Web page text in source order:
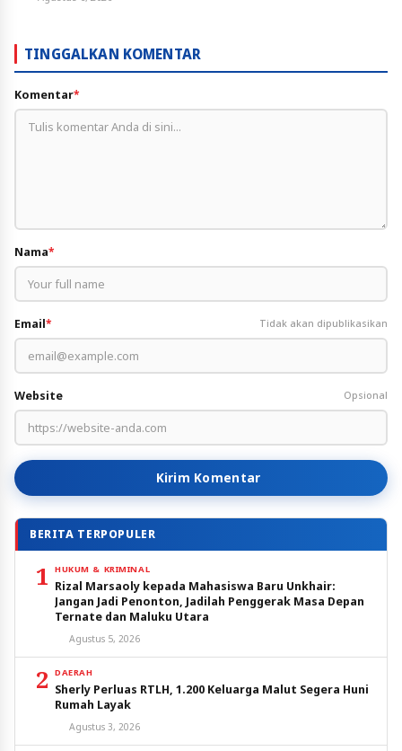
TINGGALKAN KOMENTAR
Komentar*
Nama*
Email* Tidak akan dipublikasikan
Website Opsional
Kirim Komentar
BERITA TERPOPULER
1 HUKUM & KRIMINAL
Rizal Marsaoly kepada Mahasiswa Baru Unkhair:
Jangan Jadi Penonton, Jadilah Penggerak Masa Depan
Ternate dan Maluku Utara
Agustus 5, 2026
2 DAERAH
Sherly Perluas RTLH, 1.200 Keluarga Malut Segera Huni
Rumah Layak
Agustus 3, 2026